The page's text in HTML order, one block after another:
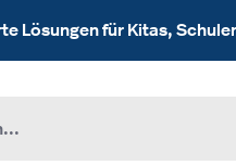
Lösungen für Kitas,